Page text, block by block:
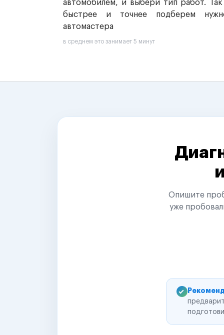
автомобилем, и выбери тип работ.
быстрее и точнее подберем
автомастера
в среднем это занимает 5 минут
Опишите
уже